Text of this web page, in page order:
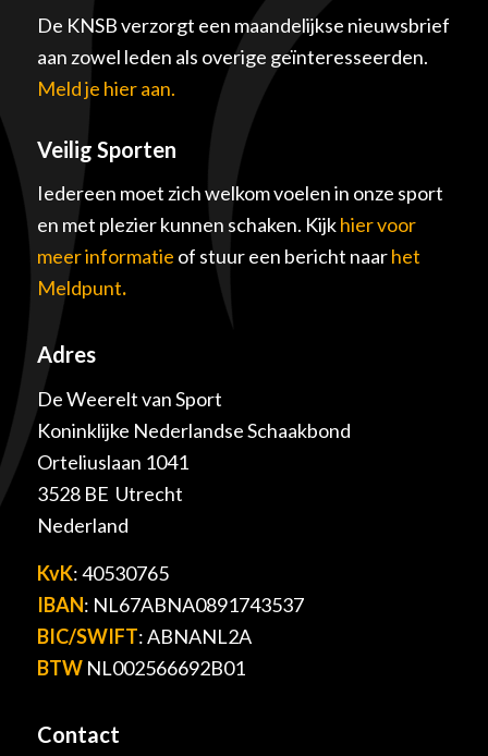
De KNSB verzorgt een maandelijkse nieuwsbrief
aan zowel leden als overige geïnteresseerden.
Meld je hier aan.
Veilig Sporten
Iedereen moet zich welkom voelen in onze sport
en met plezier kunnen schaken. Kijkhier voor
meer informatie of stuur een bericht naarhet
Meldpunt.
Adres
De Weerelt van Sport
Koninklijke Nederlandse Schaakbond
Orteliuslaan 1041
3528 BE Utrecht
Nederland
KvK: 40530765
IBAN: NL67ABNA0891743537
BIC/SWIFT: ABNANL2A
BTWNL002566692B01
Contact